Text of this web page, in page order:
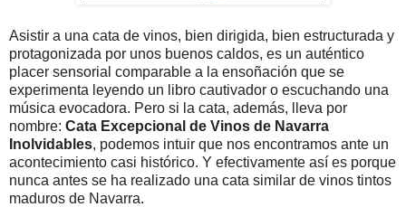
Asistir a una cata de vinos, bien dirigida, bien estructurada y
protagonizada por unos buenos caldos, es un auténtico
placer sensorial comparable a la ensoñación que se
experimenta leyendo un libro cautivador o escuchando una
música evocadora. Pero si la cata, además, lleva por
nombre: Cata Excepcional de Vinos de Navarra
Inolvidables, podemos intuir que nos encontramos ante un
acontecimiento casi histórico. Y efectivamente así es porque
nunca antes se ha realizado una cata similar de vinos tintos
maduros de Navarra.